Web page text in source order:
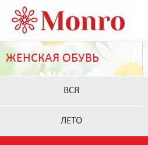
ЖЕНСКАЯ ОБУВЬ
ВСЯ
ЛЕТО